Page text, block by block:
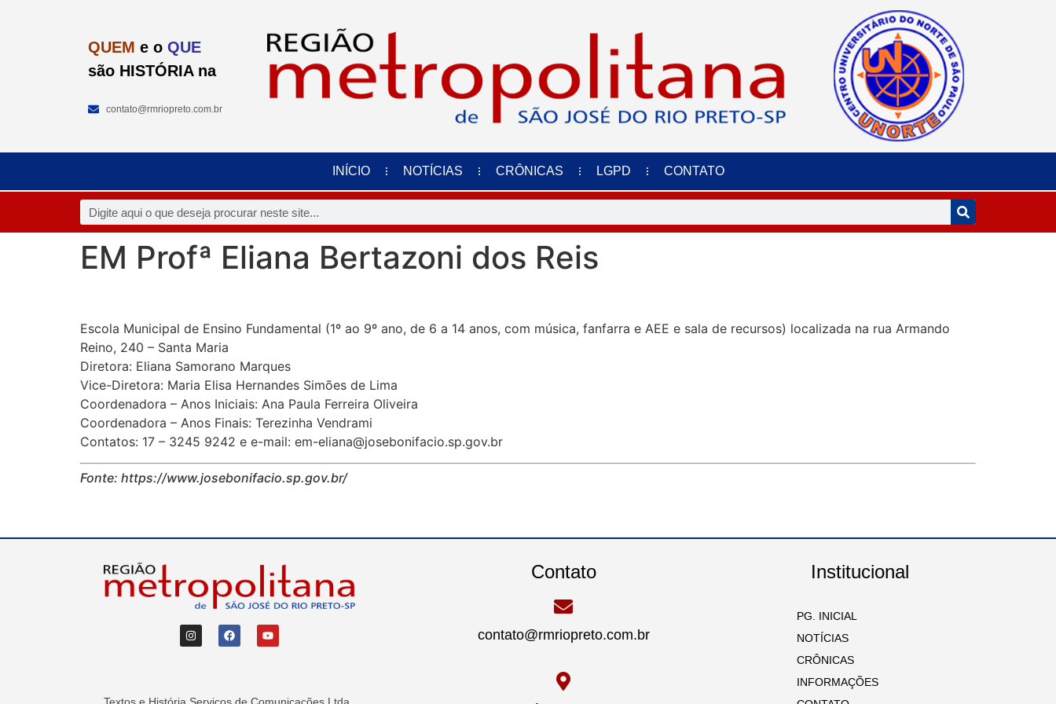
QUEM e o QUE
são HISTÓRIA na
contato@rmriopreto.com.br
INÍCIO NOTÍCIAS CRÔNICAS LGPD CONTATO
EM Profª Eliana Bertazoni dos Reis
Escola Municipal de Ensino Fundamental (1º ao 9º ano, de 6 a 14 anos, com música, fanfarra e AEE e sala de recursos) localizada na rua Armando
Reino, 240 – Santa Maria
Diretora: Eliana Samorano Marques
Vice-Diretora: Maria Elisa Hernandes Simões de Lima
Coordenadora – Anos Iniciais: Ana Paula Ferreira Oliveira
Coordenadora – Anos Finais: Terezinha Vendrami
Contatos: 17 – 3245 9242 e e-mail: em-eliana@josebonifacio.sp.gov.br
Fonte: https://www.josebonifacio.sp.gov.br/
Textos e História Serviços de Comunicações Ltda
Contato
contato@rmriopreto.com.br
Institucional
PG. INICIAL
NOTÍCIAS
CRÔNICAS
INFORMAÇÕES